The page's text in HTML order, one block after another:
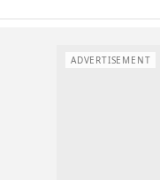
ADVERTISEMENT